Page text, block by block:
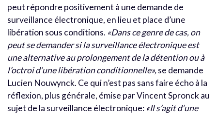
peut répondre positivement à une demande de
surveillance électronique, en lieu et place d’une
libération sous conditions. «Dans ce genre de cas, on
peut se demander si la surveillance électronique est
une alternative au prolongement de la détention ou à
l’octroi d’une libération conditionnelle»,se demande
Lucien Nouwynck. Ce qui n’est pas sans faire écho à la
réflexion, plus générale, émise par Vincent Spronck au
sujet de la surveillance électronique: «Il s’agit d’une